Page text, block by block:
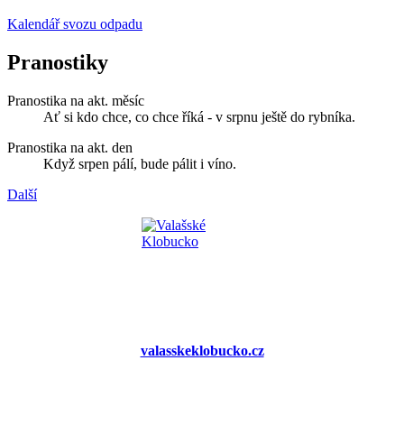
Kalendář svozu odpadu
Pranostiky
Pranostika na akt. měsíc
Ať si kdo chce, co chce říká - v srpnu ještě do rybníka.
Pranostika na akt. den
Když srpen pálí, bude pálit i víno.
Další
valasskeklobucko.cz